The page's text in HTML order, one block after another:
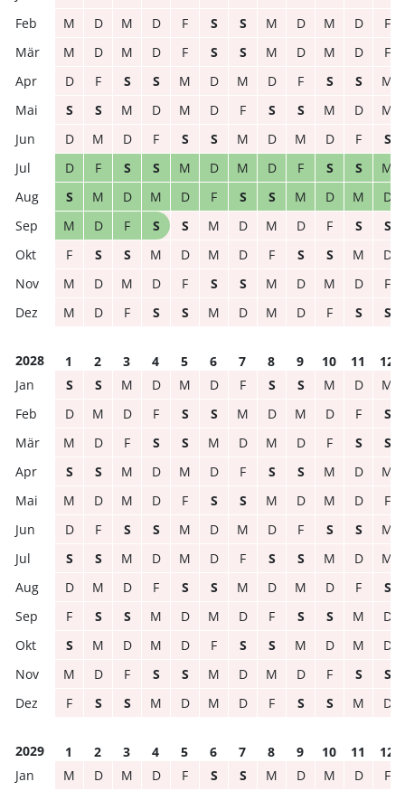
M
D M D F S S M D M D
F
M
D M D F S S M D M D
F
D
F S S M D M D F S S
M
S
S M D M D F S S M D
M
D
M D F S S M D M D F
S
D
F S S M D M D F S S
M
S
M D M D F S S M D M
D
M
D F S S M D M D F S
S
F
S S M D M D F S S M
D
M
D M D F S S M D M D
F
M
D F S S M D M D F S S
2028 1 2 3 4 5 6 7 8 9 10 11
12
S
S M D M D F S S M D
M
D
M D F S S M D M D F
S
M
D F S S M D M D F S
S
S
S M D M D F S S M D
M
M
D M D F S S M D M D
F
D
F S S M D M D F S S
M
S
S M D M D F S S M D
M
D
M D F S S M D M D F
S
F
S S M D M D F S S M
D
S
M D M D F S S M D M
D
M
D F S S M D M D F S
S
F
S S M D M D F S S M D
2029 1 2 3 4 5 6 7 8 9 10 11
12
M
D M D F S S M D M D F